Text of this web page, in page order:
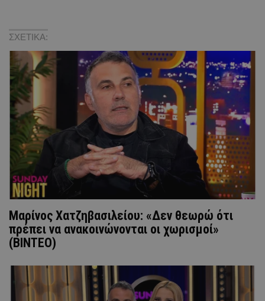
ΣΧΕΤΙΚΑ:
Μαρίνος Χατζηβασιλείου: «Δεν θεωρώ ότι
πρέπει να ανακοινώνονται οι χωρισμοί»
(ΒΙΝΤΕΟ)